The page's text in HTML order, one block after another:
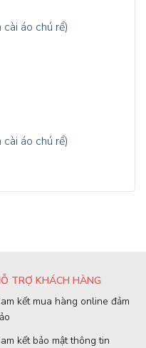
áo chú rể)
áo chú rể)
TRỢ KHÁCH HÀNG
kết mua hàng online đảm
kết bảo mật thông tin